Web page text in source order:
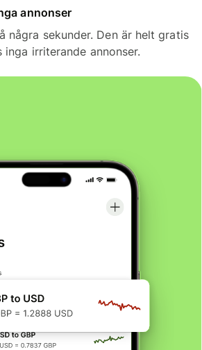
annonser
några sekunder. Den är helt gratis
irriterande annonser.